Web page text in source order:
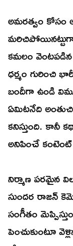
అమరత్వం
మరిచిపోయినట్టుగా
కమలం
ధర్మం గురించి
బందీగా ఉండి
ఏమిటనేది
కనిస్తుంది. కానీ
అనిపించే
నిర్మాణ పరమైన
సుందర రాజన్
సంగీతం
పెంచుకుంటూ